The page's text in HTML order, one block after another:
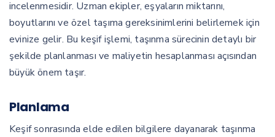
incelenmesidir. Uzman ekipler, eşyaların miktarını,
boyutlarını ve özel taşıma gereksinimlerini belirlemek için
evinize gelir. Bu keşif işlemi, taşınma sürecinin detaylı bir
şekilde planlanması ve maliyetin hesaplanması açısından
büyük önem taşır.
Planlama
Keşif sonrasında elde edilen bilgilere dayanarak taşınma